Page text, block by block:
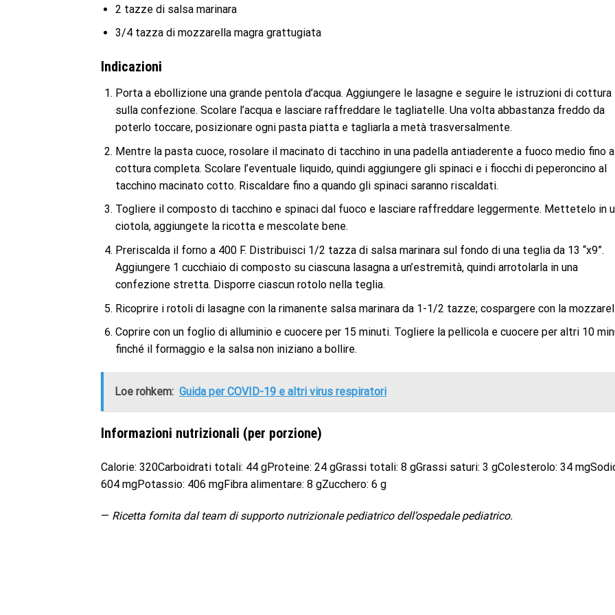
2 tazze di salsa marinara
3/4 tazza di mozzarella magra grattugiata
Indicazioni
Porta a ebollizione una grande pentola d’acqua. Aggiungere le lasagne e seguire le istruzioni di cottura
sulla confezione. Scolare l’acqua e lasciare raffreddare le tagliatelle. Una volta abbastanza freddo da
poterlo toccare, posizionare ogni pasta piatta e tagliarla a metà trasversalmente.
Mentre la pasta cuoce, rosolare il macinato di tacchino in una padella antiaderente a fuoco medio fino a
cottura completa. Scolare l’eventuale liquido, quindi aggiungere gli spinaci e i fiocchi di peperoncino al
tacchino macinato cotto. Riscaldare fino a quando gli spinaci saranno riscaldati.
Togliere il composto di tacchino e spinaci dal fuoco e lasciare raffreddare leggermente. Mettetelo in
ciotola, aggiungete la ricotta e mescolate bene.
Preriscalda il forno a 400 F. Distribuisci 1/2 tazza di salsa marinara sul fondo di una teglia da 13 “x9”.
Aggiungere 1 cucchiaio di composto su ciascuna lasagna a un’estremità, quindi arrotolarla in una
confezione stretta. Disporre ciascun rotolo nella teglia.
Ricoprire i rotoli di lasagne con la rimanente salsa marinara da 1-1/2 tazze; cospargere con la
Coprire con un foglio di alluminio e cuocere per 15 minuti. Togliere la pellicola e cuocere per altri 10
finché il formaggio e la salsa non iniziano a bollire.
Loe rohkem: Guida per COVID-19 e altri virus respiratori
Informazioni nutrizionali (per porzione)
Calorie: 320Carboidrati totali: 44 gProteine: 24 gGrassi totali: 8 gGrassi saturi: 3 gColesterolo: 34
604 mgPotassio: 406 mgFibra alimentare: 8 gZucchero: 6 g
— Ricetta fornita dal team di supporto nutrizionale pediatrico dell’ospedale pediatrico.